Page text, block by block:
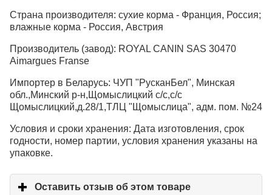
Страна производителя: сухие корма - Франция, Россия;
влажные корма - Россия, Австрия
Производитель (завод): ROYAL CANIN SAS 30470
Aimargues Franse
Импортер в Беларусь: ЧУП "РусканБел", Минская
обл.,Минский р-н,Щомыслицкий с/с,с/с
Щомыслицкий,д.28/1,ТЛЦ "Щомыслица", адм. пом. №24
Условия и сроки хранения: Дата изготовления, срок
годности, номер партии, условия хранения указаны на
упаковке.
Оставить отзыв об этом товаре